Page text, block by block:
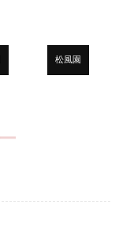
松風園